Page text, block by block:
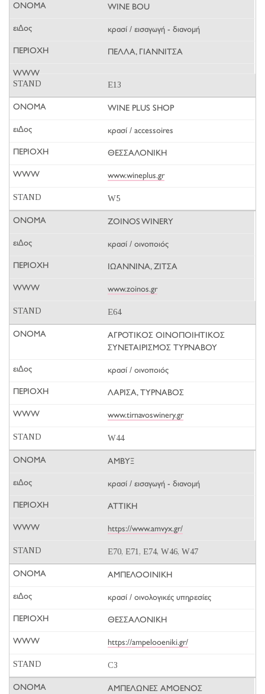
WINE BOU
κρασί / εισαγωγή - διανομή
ΠΕΛΛΑ, ΓΙΑΝΝΙΤΣΑ
E13
WINE PLUS SHOP
κρασί / accessoires
ΘΕΣΣΑΛΟΝΙΚΗ
www.wineplus.gr
W5
ZOINOS WINERY
κρασί / οινοποιός
ΙΩΑΝΝΙΝΑ, ΖΙΤΣΑ
www.zoinos.gr
E64
ΑΓΡΟΤΙΚΟΣ ΟΙΝΟΠΟΙΗΤΙΚΟΣ
ΣΥΝΕΤΑΙΡΙΣΜΟΣ ΤΥΡΝΑΒΟΥ
κρασί / οινοποιός
ΛΑΡΙΣΑ, ΤΥΡΝΑΒΟΣ
www.tirnavoswinery.gr
W44
ΑΜΒΥΞ
κρασί / εισαγωγή - διανομή
ΑΤΤΙΚΗ
https://www.amvyx.gr/
E70, E71, E74, W46, W47
ΑΜΠΕΛΟΟΙΝΙΚΗ
κρασί / οινολογικές υπηρεσίες
ΘΕΣΣΑΛΟΝΙΚΗ
https://ampelooeniki.gr/
C3
ΑΜΠΕΛΩΝΕΣ ΑΜΟΕΝΟΣ